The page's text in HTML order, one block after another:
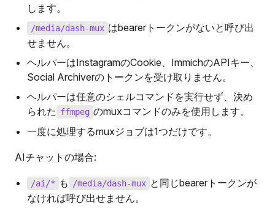
します。
/media/dash-mux はbearerトークンがないと呼び出
せません。
ヘルパーはInstagramのCookie、ImmichのAPIキー、
Social Archiverのトークンを受け取りません。
ヘルパーは任意のシェルコマンドを実行せず、決め
られた ffmpeg のmuxコマンドのみを使用します。
一度に処理するmuxジョブは1つだけです。
AIチャットの場合:
/ai/* も /media/dash-mux と同じbearerトークンが
なければ呼び出せません。